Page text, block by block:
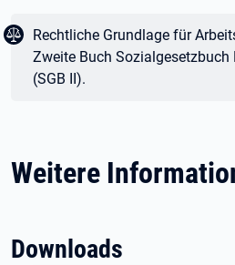
Juristischer Text:
Rechtliche Grundlage für
Zweite Buch Sozialgesetzbuch
(SGB II).
Weitere
Downloads